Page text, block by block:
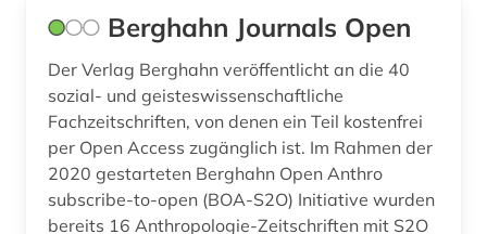
landwirtschaft (2)
lateinamerika (3)
leben (1)
Berghahn Journals Open
Der Verlag Berghahn veröffentlicht an die 40
sozial- und geisteswissenschaftliche
Fachzeitschriften, von denen ein Teil kostenfrei
per Open Access zugänglich ist. Im Rahmen der
2020 gestarteten Berghahn Open Anthro
subscribe-to-open (BOA-S2O) Initiative wurden
bereits 16 Anthropologie-Zeitschriften mit S2O